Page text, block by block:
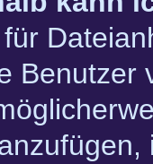
Benutzer